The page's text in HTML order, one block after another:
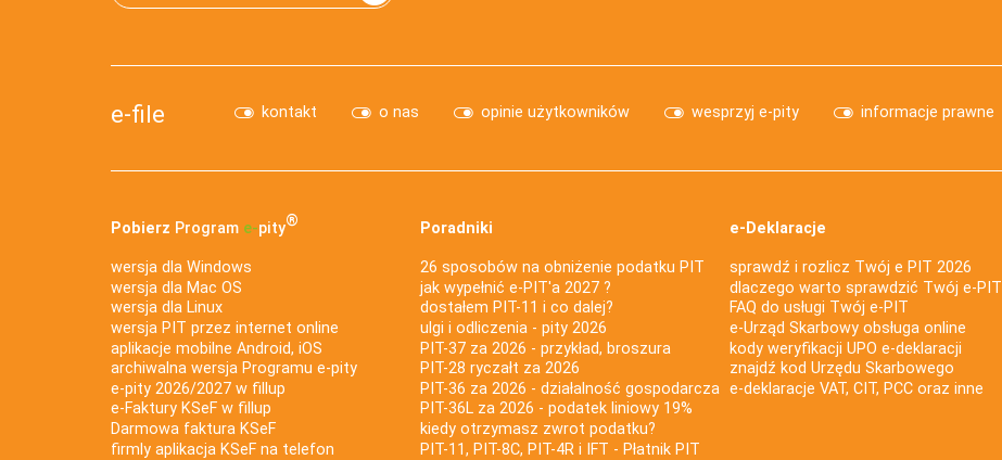
e-file kontakt o nas opinie użytkowników wesprzyj e-pity informacje prawne
Pobierz Program e‑pity®
wersja dla Windows
wersja dla Mac OS
wersja dla Linux
wersja PIT przez internet online
aplikacje mobilne Android, iOS
archiwalna wersja Programu e-pity
e-pity 2026/2027 w fillup
e‑Faktury KSeF w fillup
Darmowa faktura KSeF
firmly aplikacja KSeF na telefon
Poradniki
26 sposobów na obniżenie podatku PIT
jak wypełnić e-PIT'a 2027 ?
dostałem PIT-11 i co dalej?
ulgi i odliczenia - pity 2026
PIT-37 za 2026 - przykład, broszura
PIT-28 ryczałt za 2026
PIT-36 za 2026 - działalność gospodarcza
PIT-36L za 2026 - podatek liniowy 19%
kiedy otrzymasz zwrot podatku?
PIT-11, PIT-8C, PIT-4R i IFT - Płatnik PIT
e-Deklaracje
sprawdź i rozlicz Twój e PIT 2026
dlaczego warto sprawdzić Twój e-PIT
FAQ do usługi Twój e-PIT
e-Urząd Skarbowy obsługa online
kody weryfikacji UPO e-deklaracji
znajdź kod Urzędu Skarbowego
e-deklaracje VAT, CIT, PCC oraz inne